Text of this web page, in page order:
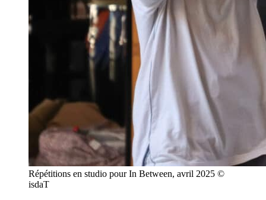
Répétitions en studio pour In Between, avril 2025 ©
isdaT